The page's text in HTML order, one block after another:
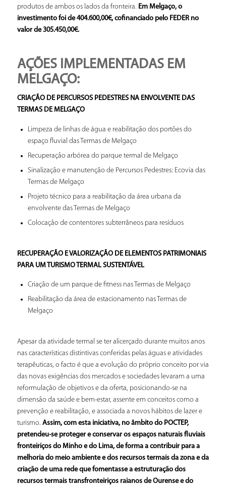
produtos de ambos os lados da fronteira. Em Melgaço, o
investimento foi de 404.600,00€, cofinanciado pelo FEDER no
valor de 305.450,00€.
AÇÕES IMPLEMENTADAS EM
MELGAÇO:
CRIAÇÃO DE PERCURSOS PEDESTRES NA ENVOLVENTE DAS
TERMAS DE MELGAÇO
Limpeza de linhas de água e reabilitação dos portões do
espaço fluvial das Termas de Melgaço
Recuperação arbórea do parque termal de Melgaço
Sinalização e manutenção de Percursos Pedestres: Ecovia das
Termas de Melgaço
Projeto técnico para a reabilitação da área urbana da
envolvente das Termas de Melgaço
Colocação de contentores subterrâneos para resíduos
RECUPERAÇÃO E VALORIZAÇÃO DE ELEMENTOS PATRIMONIAIS
PARA UM TURISMO TERMAL SUSTENTÁVEL
Criação de um parque de fitness nas Termas de Melgaço
Reabilitação da área de estacionamento nas Termas de
Melgaço
Apesar da atividade termal se ter alicerçado durante muitos anos
nas características distintivas conferidas pelas águas e atividades
terapêuticas, o facto é que a evolução do próprio conceito por via
das novas exigências dos mercados e sociedades levaram a uma
reformulação de objetivos e da oferta, posicionando-se na
dimensão da saúde e bem-estar, assente em conceitos como a
prevenção e reabilitação, e associada a novos hábitos de lazer e
turismo. Assim, com esta iniciativa, no âmbito do POCTEP,
pretendeu-se proteger e conservar os espaços naturais fluviais
fronteiriços do Minho e do Lima, de forma a contribuir para a
melhoria do meio ambiente e dos recursos termais da zona e da
criação de uma rede que fomentasse a estruturação dos
recursos termais transfronteiriços raianos de Ourense e do